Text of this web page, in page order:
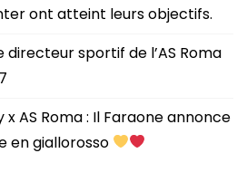
ont atteint leurs objectifs.
directeur sportif de l’AS Roma
AS Roma : Il Faraone annonce
en giallorosso